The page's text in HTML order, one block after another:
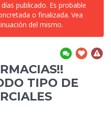
publicado. Es probable
o finalizada. Vea
del mismo.
TIPO DE